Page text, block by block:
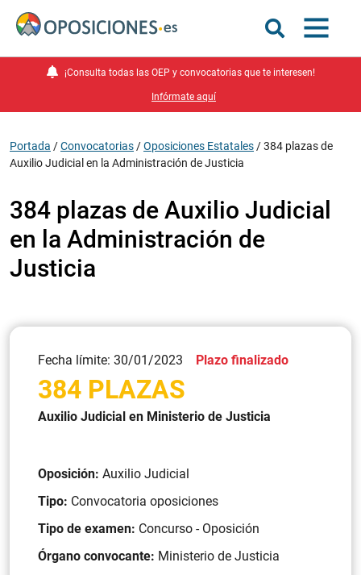
¡Consulta todas las OEP y convocatorias que te interesen!
Infórmate aquí
Portada /Convocatorias /Oposiciones Estatales /384 plazas de
Auxilio Judicial en la Administración de Justicia
384 plazas de Auxilio Judicial
en la Administración de
Justicia
Fecha límite: 30/01/2023 Plazo finalizado
384 PLAZAS
Auxilio Judicial en Ministerio de Justicia
Oposición: Auxilio Judicial
Tipo: Convocatoria oposiciones
Tipo de examen: Concurso - Oposición
Órgano convocante: Ministerio de Justicia